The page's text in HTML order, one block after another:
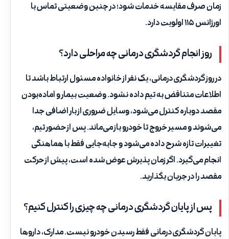
زمان صرف مقایسه خدمات شود؛ در چنین وضعیتی تماس با
اورژانس ۱۱۵ اولویت دارد.
روز انجام گردشگری درمانی چه مراحلی دارد؟
در روز گردشگری درمانی، یک نفر از خانواده مسئول ارتباط باشد تا
اطلاعات متناقض به تیم داده نشود. وضعیت بیمار و آماده‌بودن
مقصد دوباره کنترل می‌شود، وسایل ضروری از بار اضافی جدا
می‌شوند و مسیر خروج تا خودرو باز می‌ماند. پس از حضور تیم،
تغییرات تازه شرح داده می‌شود و جابه‌جایی فقط با هماهنگی
انجام می‌گیرد. اگر زمان پذیرش عوض شده است، پیش از حرکت
مقصد را در جریان بگذارید.
پس از پایان گردشگری درمانی چه چیزی را کنترل کنیم؟
پایان گردشگری درمانی فقط رسیدن خودرو نیست. مدارک، داروها